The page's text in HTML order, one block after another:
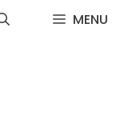
MENU